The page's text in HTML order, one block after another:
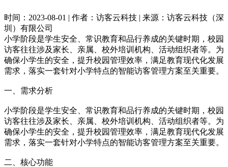
时间：2023-08-01 | 作者：访客云科技 | 来源：访客云科技（深
圳）有限公司
小学阶段是学生安全、常识教育和品行养成的关键时期，校园
访客往往涉及家长、亲属、校外培训机构、活动组织者等。为
确保小学生的安全，提升校园管理效率，满足教育现代化发展
需求，落实一套针对小学特点的智能访客管理方案至关重要。
一、需求分析
小学阶段是学生安全、常识教育和品行养成的关键时期，校园
访客往往涉及家长、亲属、校外培训机构、活动组织者等。为
确保小学生的安全，提升校园管理效率，满足教育现代化发展
需求，落实一套针对小学特点的智能访客管理方案至关重要。
二、核心功能